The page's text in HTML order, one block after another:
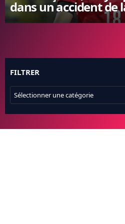
FC BARCELONE
MANCHESTER UNITED
BAYERN
L'AVIS DE LA RÉDAC'
dans un accident de
FILTRER